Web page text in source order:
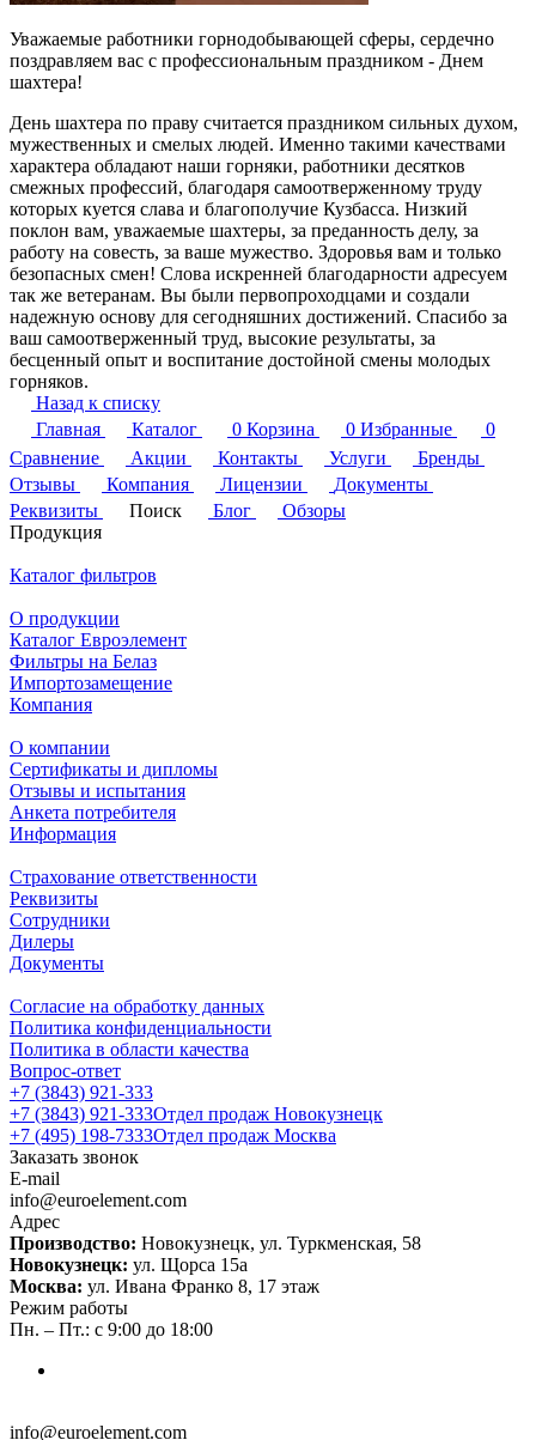
Уважаемые работники горнодобывающей сферы, сердечно
поздравляем вас с профессиональным праздником - Днем
шахтера!
День шахтера по праву считается праздником сильных духом,
мужественных и смелых людей. Именно такими качествами
характера обладают наши горняки, работники десятков
смежных профессий, благодаря самоотверженному труду
которых куется слава и благополучие Кузбасса. Низкий
поклон вам, уважаемые шахтеры, за преданность делу, за
работу на совесть, за ваше мужество. Здоровья вам и только
безопасных смен! Слова искренней благодарности адресуем
так же ветеранам. Вы были первопроходцами и создали
надежную основу для сегодняшних достижений. Спасибо за
ваш самоотверженный труд, высокие результаты, за
бесценный опыт и воспитание достойной смены молодых
горняков.
Назад к списку
Главная
Каталог 0 Корзина 0 Избранные
0
Сравнение
Акции Контакты Услуги
Бренды
Отзывы
Компания Лицензии
Документы
Реквизиты
Поиск Блог
Обзоры
Продукция
Каталог фильтров
О продукции
Каталог Евроэлемент
Фильтры на Белаз
Импортозамещение
Компания
О компании
Сертификаты и дипломы
Отзывы и испытания
Анкета потребителя
Информация
Страхование ответственности
Реквизиты
Сотрудники
Дилеры
Документы
Согласие на обработку данных
Политика конфиденциальности
Политика в области качества
Вопрос-ответ
+7 (3843) 921-333
+7 (3843) 921-333Отдел продаж Новокузнецк
+7 (495) 198-7333Отдел продаж Москва
Заказать звонок
E-mail
info@euroelement.com
Адрес
Производство: Новокузнецк, ул. Туркменская, 58
Новокузнецк: ул. Щорса 15а
Москва: ул. Ивана Франко 8, 17 этаж
Режим работы
Пн. – Пт.: с 9:00 до 18:00
info@euroelement.com